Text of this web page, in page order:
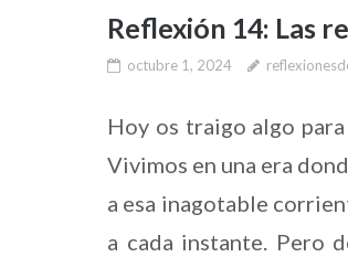
Reflexión 14: Las
octubre 1, 2024
Hoy os traigo algo
Vivimos en una era
a esa inagotable
a cada instante. Pero